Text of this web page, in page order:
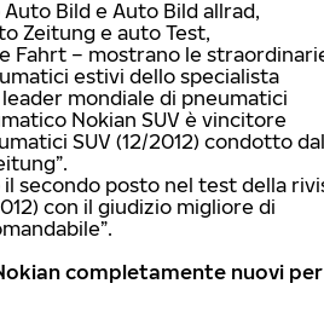
Bild e Auto Bild allrad,
Zeitung e auto Test,
Fahrt – mostrano le
estivi dello specialista
mondiale di pneumatici
Nokian SUV è vincitore
SUV (12/2012) condotto
secondo posto nel test della
con il giudizio migliore di
completamente nuovi